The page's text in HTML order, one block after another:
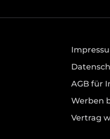
AGB für
Werben
Vertrag